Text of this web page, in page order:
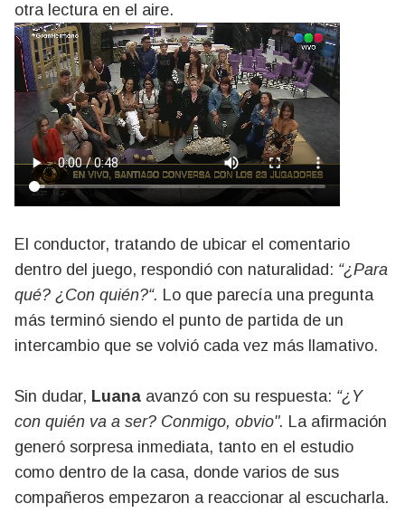
otra lectura en el aire.
El conductor, tratando de ubicar el comentario
dentro del juego, respondió con naturalidad: “¿Para
qué? ¿Con quién?“. Lo que parecía una pregunta
más terminó siendo el punto de partida de un
intercambio que se volvió cada vez más llamativo.
Sin dudar, Luana avanzó con su respuesta: “¿Y
con quién va a ser? Conmigo, obvio". La afirmación
generó sorpresa inmediata, tanto en el estudio
como dentro de la casa, donde varios de sus
compañeros empezaron a reaccionar al escucharla.